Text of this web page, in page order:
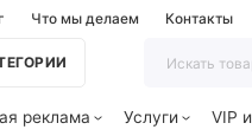
Что мы делаем Контакты
реклама Услуги VIP